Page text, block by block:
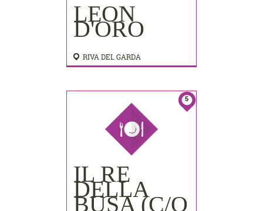
LEON
D'ORO
RIVA DEL GARDA
5
IL RE
DELLA
BUSA (C/O